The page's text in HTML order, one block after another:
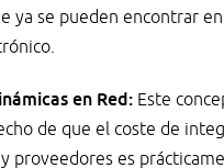
ya se pueden encontrar
en Red: Este
de que el coste de
proveedores es